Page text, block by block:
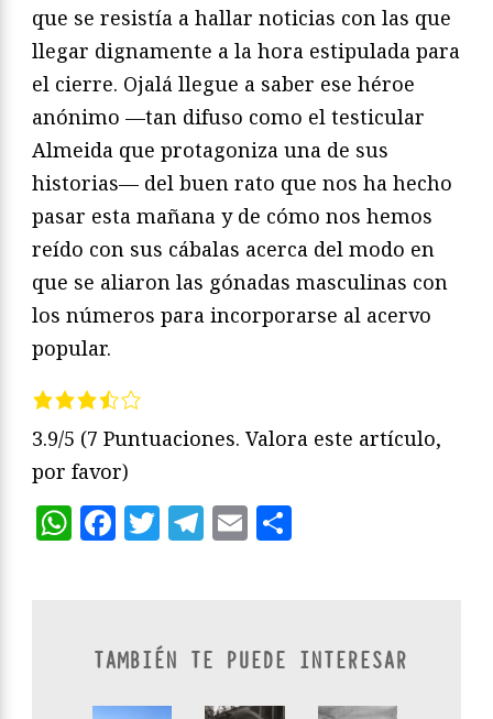
que se resistía a hallar noticias con las que
llegar dignamente a la hora estipulada para
el cierre. Ojalá llegue a saber ese héroe
anónimo —tan difuso como el testicular
Almeida que protagoniza una de sus
historias— del buen rato que nos ha hecho
pasar esta mañana y de cómo nos hemos
reído con sus cábalas acerca del modo en
que se aliaron las gónadas masculinas con
los números para incorporarse al acervo
popular.
3.9/5 (7 Puntuaciones. Valora este artículo,
por favor)
WhatsApp
Facebook
Twitter
Telegram
Email
TAMBIÉN TE PUEDE INTERESAR